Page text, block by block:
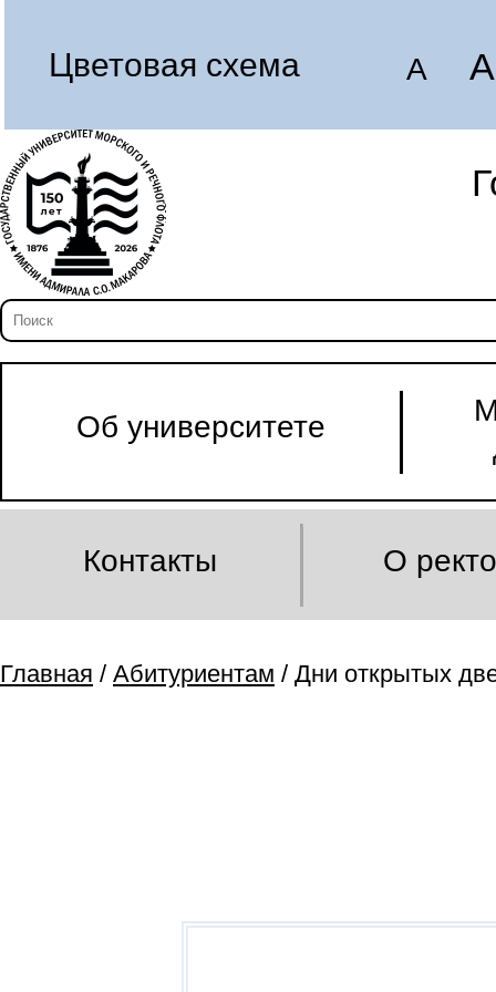
Цветовая схема A A
Об университете
Контакты О
Главная / Абитуриентам / Дни открытых